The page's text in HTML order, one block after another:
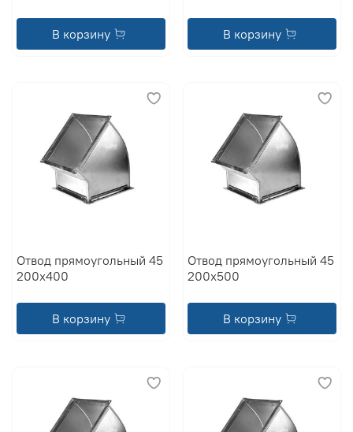
В корзину В корзину
Отвод прямоугольный 45
200x400
В корзину
Отвод прямоугольный 45
200x500
В корзину